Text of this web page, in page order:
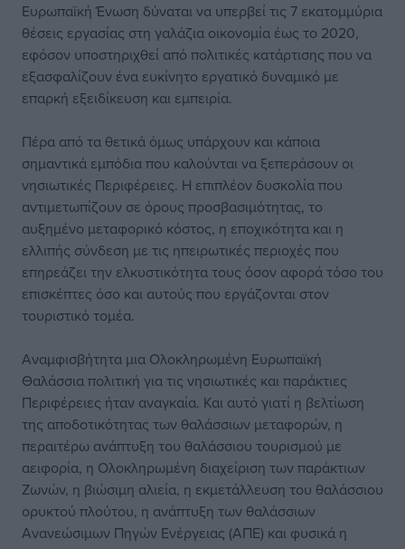
Ευρωπαϊκή Ένωση δύναται να υπερβεί τις 7 εκατομμύρια
θέσεις εργασίας στη γαλάζια οικονομία έως το 2020,
εφόσον υποστηριχθεί από πολιτικές κατάρτισης που να
εξασφαλίζουν ένα ευκίνητο εργατικό δυναμικό με
επαρκή εξειδίκευση και εμπειρία.
Πέρα από τα θετικά όμως υπάρχουν και κάποια
σημαντικά εμπόδια που καλούνται να ξεπεράσουν οι
νησιωτικές Περιφέρειες. Η επιπλέον δυσκολία που
αντιμετωπίζουν σε όρους προσβασιμότητας, το
αυξημένο μεταφορικό κόστος, η εποχικότητα και η
ελλιπής σύνδεση με τις ηπειρωτικές περιοχές που
επηρεάζει την ελκυστικότητα τους όσον αφορά τόσο του
επισκέπτες όσο και αυτούς που εργάζονται στον
τουριστικό τομέα.
Αναμφισβήτητα μια Ολοκληρωμένη Ευρωπαϊκή
Θαλάσσια πολιτική για τις νησιωτικές και παράκτιες
Περιφέρειες ήταν αναγκαία. Και αυτό γιατί η βελτίωση
της αποδοτικότητας των θαλάσσιων μεταφορών, η
περαιτέρω ανάπτυξη του θαλάσσιου τουρισμού με
αειφορία, η Ολοκληρωμένη διαχείριση των παράκτιων
Ζωνών, η βιώσιμη αλιεία, η εκμετάλλευση του θαλάσσιου
ορυκτού πλούτου, η ανάπτυξη των θαλάσσιων
Ανανεώσιμων Πηγών Ενέργειας (ΑΠΕ) και φυσικά η